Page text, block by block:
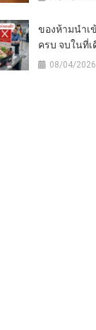
ของห้ามนำเ
ครบ จบในที่เ
08/04/2026